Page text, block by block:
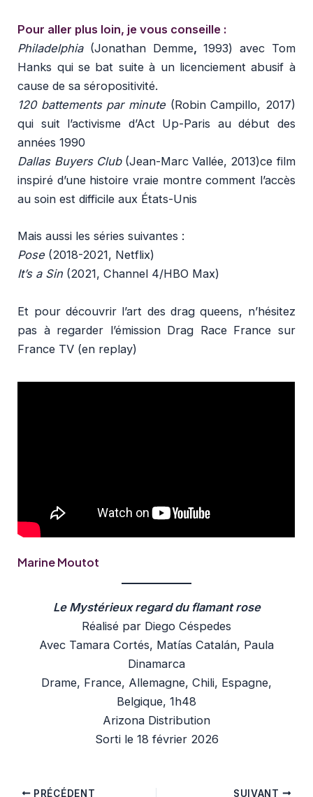
Pour aller plus loin, je vous conseille :
Philadelphia (Jonathan Demme, 1993) avec Tom
Hanks qui se bat suite à un licenciement abusif à
cause de sa séropositivité.
120 battements par minute (Robin Campillo, 2017)
qui suit l’activisme d’Act Up-Paris au début des
années 1990
Dallas Buyers Club (Jean-Marc Vallée, 2013)ce film
inspiré d’une histoire vraie montre comment l’accès
au soin est difficile aux États-Unis
Mais aussi les séries suivantes :
Pose (2018-2021, Netflix)
It’s a Sin (2021, Channel 4/HBO Max)
Et pour découvrir l’art des drag queens, n’hésitez
pas à regarder l’émission Drag Race France sur
France TV (en replay)
Marine Moutot
Le Mystérieux regard du flamant rose
Réalisé par Diego Céspedes
Avec Tamara Cortés, Matías Catalán, Paula
Dinamarca
Drame, France, Allemagne, Chili, Espagne,
Belgique, 1h48
Arizona Distribution
Sorti le 18 février 2026
PRÉCÉDENT SUIVANT